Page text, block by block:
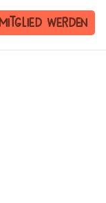
Mitglied werden